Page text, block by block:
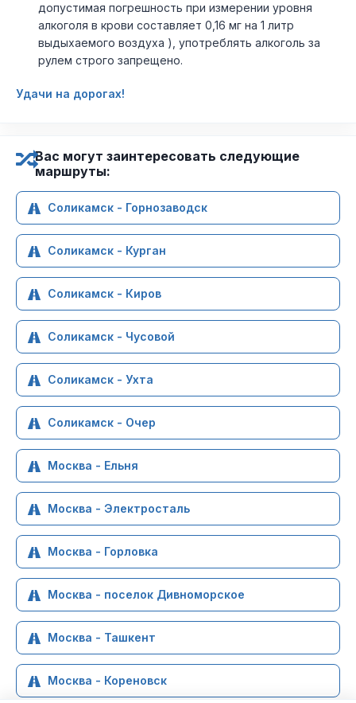
допустимая погрешность при измерении уровня
алкоголя в крови составляет 0,16 мг на 1 литр
выдыхаемого воздуха ), употреблять алкоголь за
рулем строго запрещено.
Удачи на дорогах!
Вас могут заинтересовать следующие
маршруты:
Соликамск - Горнозаводск
Соликамск - Курган
Соликамск - Киров
Соликамск - Чусовой
Соликамск - Ухта
Соликамск - Очер
Москва - Ельня
Москва - Электросталь
Москва - Горловка
Москва - поселок Дивноморское
Москва - Ташкент
Москва - Кореновск